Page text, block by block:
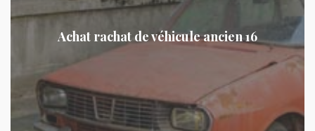
Achat rachat de véhicule ancien 16